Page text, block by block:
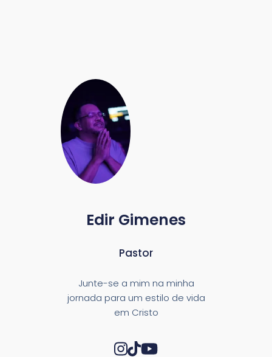
Edir Gimenes
Pastor
Junte-se a mim na minha
jornada para um estilo de vida
em Cristo